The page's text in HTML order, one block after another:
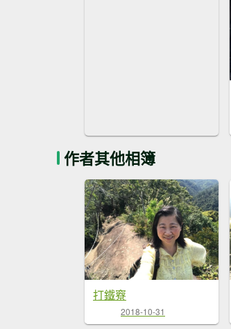
作者其他相簿
打鐵竂
2018-10-31